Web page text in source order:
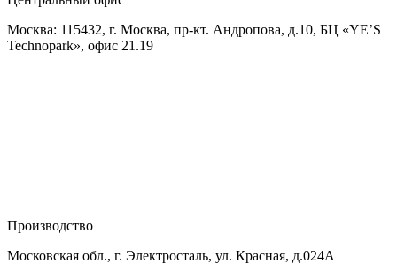
Москва: 115432, г. Москва, пр-кт. Андропова, д.10, БЦ «YE’S
Technopark», офис 21.19
Производство
Московская обл., г. Электросталь, ул. Красная, д.024А